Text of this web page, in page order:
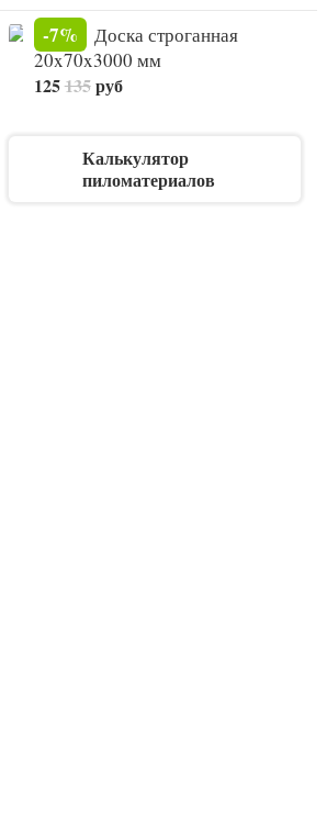
-7%
Доска строганная
20x70x3000 мм
125135руб
Калькулятор
пиломатериалов